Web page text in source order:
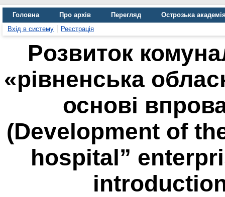
Головна Про архів Перегляд
Острозька
Вхід в систему
Реєстрація
Pозвиток
«рівненська
основі
(Development of
hospital”